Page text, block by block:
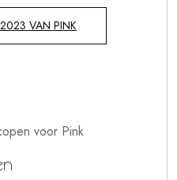
VAN PINK
voor Pink